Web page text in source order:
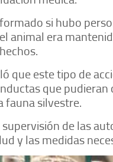
si hubo
animal era
que este tipo de
que
fauna silvestre.
de las
y las medidas